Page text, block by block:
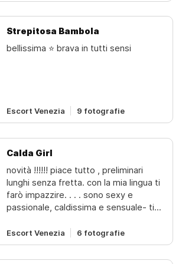
realizzare un sogno inconfessabile!
seno grande enaturale tutto da
gustare. con me potrai dimenticare lo
stress quotidiano...speciale e
Strepitosa Bambola
bellissima ⭐ brava in tutti sensi
Escort Venezia 9 fotografie
Calda Girl
novità !!!!!! piace tutto , preliminari
lunghi senza fretta. con la mia lingua ti
farò impazzire. . . . sono sexy e
passionale, caldissima e sensuale- ti
pentirai. bella. arrapante. - massaggi
prostatici... - pompino al naturale... -
69 fino allo svenimento - scopami in
Escort Venezia 6 fotografie